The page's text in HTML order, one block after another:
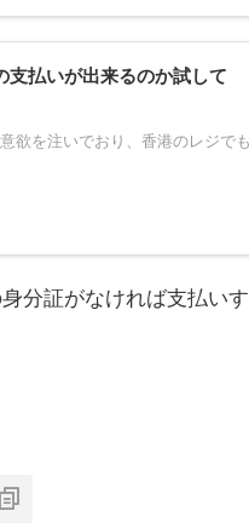
払いが出来るのか試して
欲を注いでおり、香港のレジでも
分証がなければ支払い